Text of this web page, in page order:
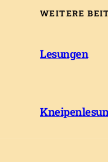
WEITERE
Lesungen